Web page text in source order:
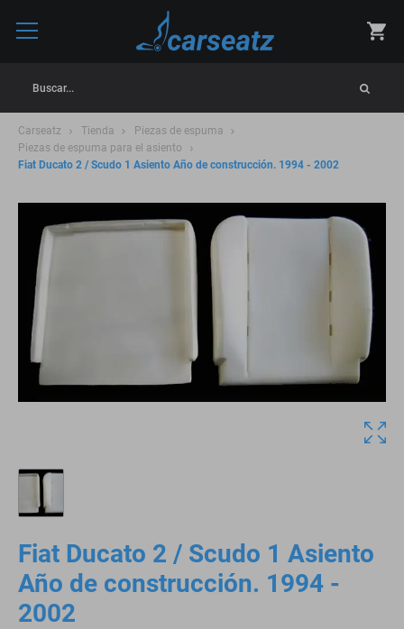
Buscar...
Carseatz Tienda
Piezas de espuma
Piezas de espuma para el asiento
Fiat Ducato 2 / Scudo 1 Asiento Año de construcción. 1994 - 2002
Fiat Ducato 2 / Scudo 1 Asiento
Año de construcción. 1994 -
2002